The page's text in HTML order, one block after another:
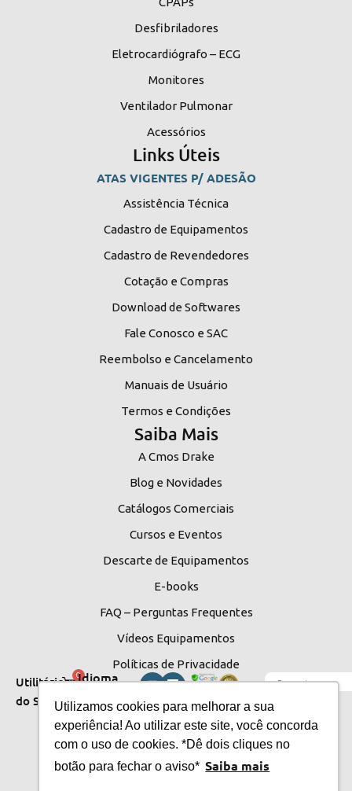
Utilizamos cookies para melhorar a sua
experiência! Ao utilizar este site, você concorda
com o uso de cookies. *Dê dois cliques no
botão para fechar o aviso* Saiba mais
Desfibriladores
Eletrocardiógrafo – ECG
Monitores
Ventilador Pulmonar
Acessórios
Links Úteis
ATAS VIGENTES P/ ADESÃO
Assistência Técnica
Cadastro de Equipamentos
Cadastro de Revendedores
Cotação e Compras
Download de Softwares
Fale Conosco e SAC
Reembolso e Cancelamento
Manuais de Usuário
Termos e Condições
Saiba Mais
A Cmos Drake
Blog e Novidades
Catálogos Comerciais
Cursos e Eventos
Descarte de Equipamentos
E-books
FAQ – Perguntas Frequentes
Vídeos Equipamentos
Políticas de Privacidade
Utilitários
do Site
0Idioma
do Site